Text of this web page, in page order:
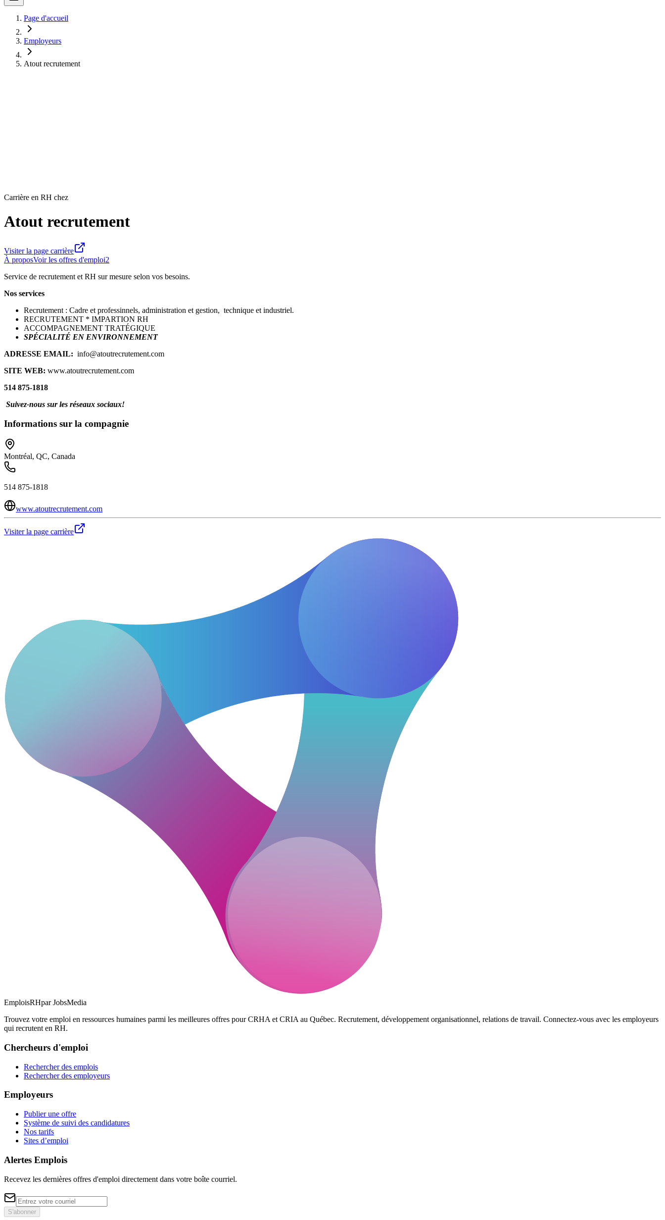
Page d'accueil
Employeurs
Atout recrutement
Carrière en RH chez
Atout recrutement
Visiter la page carrière
À proposVoir les offres d'emploi2
Service de recrutement et RH sur mesure selon vos besoins.
Nos services
Recrutement : Cadre et professinnels, administration et gestion, technique et industriel.
RECRUTEMENT * IMPARTION RH
ACCOMPAGNEMENT TRATÉGIQUE
SPÉCIALITÉ EN ENVIRONNEMENT
ADRESSE EMAIL: info@atoutrecrutement.com
SITE WEB: www.atoutrecrutement.com
514 875-1818
Suivez-nous sur les réseaux sociaux!
Informations sur la compagnie
Montréal, QC, Canada
514 875-1818
www.atoutrecrutement.com
Visiter la page carrière
EmploisRHpar JobsMedia
Trouvez votre emploi en ressources humaines parmi les meilleures offres pour CRHA et CRIA au Québec. Recrutement, développement organisationnel, relations de travail. Connectez-vous avec les employeurs
qui recrutent en RH.
Chercheurs d'emploi
Rechercher des emplois
Rechercher des employeurs
Employeurs
Publier une offre
Système de suivi des candidatures
Nos tarifs
Sites d’emploi
Alertes Emplois
Recevez les dernières offres d'emploi directement dans votre boîte courriel.
S'abonner